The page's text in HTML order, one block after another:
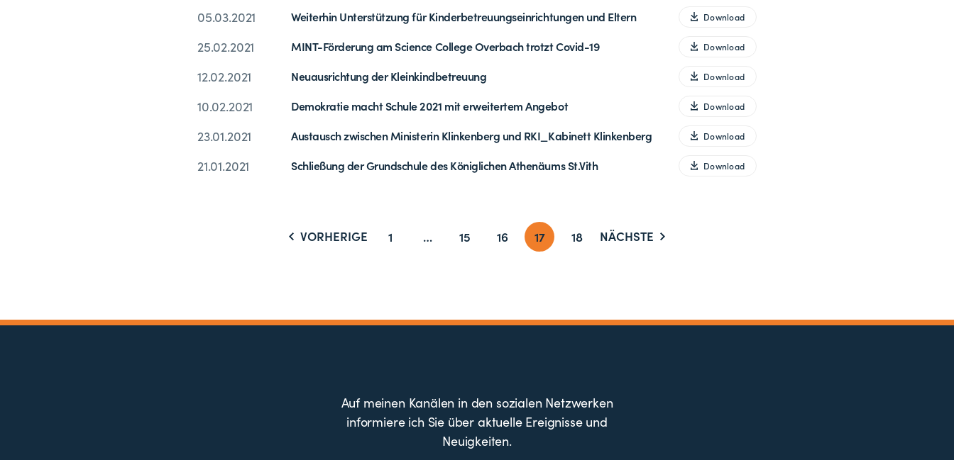
05.03.2021 Weiterhin Unterstützung für Kinderbetreuungseinrichtungen und Eltern Download
25.02.2021 MINT-Förderung am Science College Overbach trotzt Covid-19 Download
12.02.2021 Neuausrichtung der Kleinkindbetreuung Download
10.02.2021 Demokratie macht Schule 2021 mit erweitertem Angebot Download
23.01.2021 Austausch zwischen Ministerin Klinkenberg und RKI_Kabinett Klinkenberg Download
21.01.2021 Schließung der Grundschule des Königlichen Athenäums St.Vith Download
VORHERIGE 1 … 15 16 17 18 NÄCHSTE
Auf meinen Kanälen in den sozialen Netzwerken
informiere ich Sie über aktuelle Ereignisse und
Neuigkeiten.